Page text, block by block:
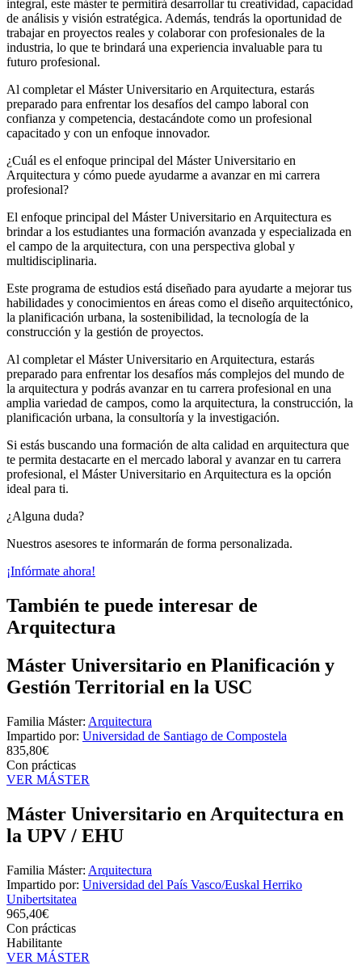
integral, este máster te permitirá desarrollar tu creatividad, capacidad
de análisis y visión estratégica. Además, tendrás la oportunidad de
trabajar en proyectos reales y colaborar con profesionales de la
industria, lo que te brindará una experiencia invaluable para tu
futuro profesional.
Al completar el Máster Universitario en Arquitectura, estarás
preparado para enfrentar los desafíos del campo laboral con
confianza y competencia, destacándote como un profesional
capacitado y con un enfoque innovador.
¿Cuál es el enfoque principal del Máster Universitario en
Arquitectura y cómo puede ayudarme a avanzar en mi carrera
profesional?
El enfoque principal del Máster Universitario en Arquitectura es
brindar a los estudiantes una formación avanzada y especializada en
el campo de la arquitectura, con una perspectiva global y
multidisciplinaria.
Este programa de estudios está diseñado para ayudarte a mejorar tus
habilidades y conocimientos en áreas como el diseño arquitectónico,
la planificación urbana, la sostenibilidad, la tecnología de la
construcción y la gestión de proyectos.
Al completar el Máster Universitario en Arquitectura, estarás
preparado para enfrentar los desafíos más complejos del mundo de
la arquitectura y podrás avanzar en tu carrera profesional en una
amplia variedad de campos, como la arquitectura, la construcción, la
planificación urbana, la consultoría y la investigación.
Si estás buscando una formación de alta calidad en arquitectura que
te permita destacarte en el mercado laboral y avanzar en tu carrera
profesional, el Máster Universitario en Arquitectura es la opción
ideal para ti.
¿Alguna duda?
Nuestros asesores te informarán de forma personalizada.
¡Infórmate ahora!
También te puede interesar de
Arquitectura
Máster Universitario en Planificación y
Gestión Territorial en la USC
Familia Máster: Arquitectura
Impartido por: Universidad de Santiago de Compostela
835,80€
Con prácticas
VER MÁSTER
Máster Universitario en Arquitectura en
la UPV / EHU
Familia Máster: Arquitectura
Impartido por: Universidad del País Vasco/Euskal Herriko
Unibertsitatea
965,40€
Con prácticas
Habilitante
VER MÁSTER